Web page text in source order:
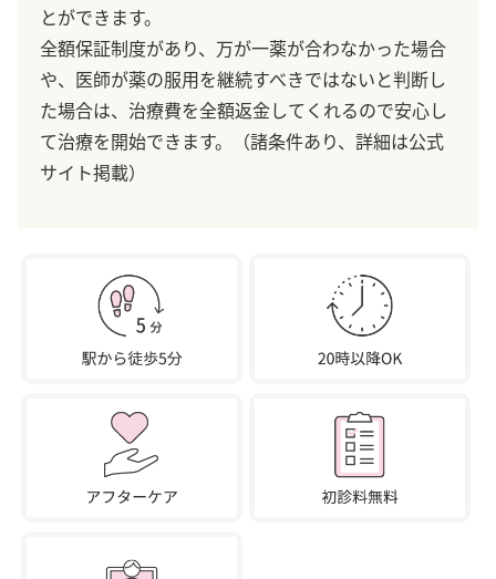
とができます。
全額保証制度があり、万が一薬が合わなかった場合
や、医師が薬の服用を継続すべきではないと判断し
た場合は、治療費を全額返金してくれるので安心し
て治療を開始できます。（諸条件あり、詳細は公式
サイト掲載）